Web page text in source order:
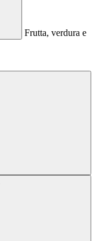
Frutta, verdura e